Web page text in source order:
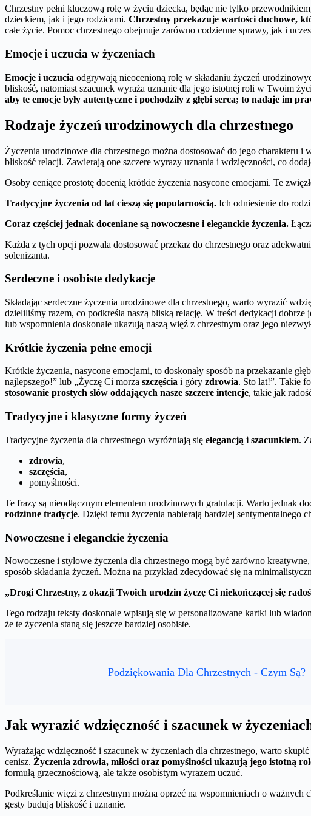
Chrzestny pełni kluczową rolę w życiu dziecka, będąc nie tylko
dzieckiem, jak i jego rodzicami. Chrzestny przekazuje wartości duchowe,
całe życie. Pomoc chrzestnego obejmuje zarówno codzienne sprawy, jak i
Emocje i uczucia w życzeniach
Emocje i uczucia odgrywają nieocenioną rolę w składaniu życzeń
bliskość, natomiast szacunek wyraża uznanie dla jego istotnej roli w Twoim
aby te emocje były autentyczne i pochodziły z głębi serca; to nadaje im
Rodzaje życzeń urodzinowych dla chrzestnego
Życzenia urodzinowe dla chrzestnego można dostosować do jego charakteru
bliskość relacji. Zawierają one szczere wyrazy uznania i wdzięczności, co
Osoby ceniące prostotę docenią krótkie życzenia nasycone emocjami. Te
Tradycyjne życzenia od lat cieszą się popularnością. Ich odniesienie do
Coraz częściej jednak doceniane są nowoczesne i eleganckie życzenia.
Każda z tych opcji pozwala dostosować przekaz do chrzestnego oraz
solenizanta.
Serdeczne i osobiste dedykacje
Składając serdeczne życzenia urodzinowe dla chrzestnego, warto wyrazić
dzieliliśmy razem, co podkreśla naszą bliską relację. W treści dedykacji dobrze
lub wspomnienia doskonale ukazują naszą więź z chrzestnym oraz jego
Krótkie życzenia pełne emocji
Krótkie życzenia, nasycone emocjami, to doskonały sposób na przekazanie
najlepszego!” lub „Życzę Ci morza szczęścia i góry zdrowia. Sto lat!”. Takie
stosowanie prostych słów oddających nasze szczere intencje, takie jak
Tradycyjne i klasyczne formy życzeń
Tradycyjne życzenia dla chrzestnego wyróżniają się elegancją i szacunkiem.
zdrowia,
szczęścia,
pomyślności.
Te frazy są nieodłącznym elementem urodzinowych gratulacji. Warto jednak
rodzinne tradycje. Dzięki temu życzenia nabierają bardziej sentymentalnego
Nowoczesne i eleganckie życzenia
Nowoczesne i stylowe życzenia dla chrzestnego mogą być zarówno
sposób składania życzeń. Można na przykład zdecydować się na
„Drogi Chrzestny, z okazji Twoich urodzin życzę Ci niekończącej się
Tego rodzaju teksty doskonale wpisują się w personalizowane kartki lub
że te życzenia staną się jeszcze bardziej osobiste.
Podziękowania Dla Chrzestnych - Czym Są?
Jak wyrazić wdzięczność i szacunek w
Wyrażając wdzięczność i szacunek w życzeniach dla chrzestnego, warto
cenisz. Życzenia zdrowia, miłości oraz pomyślności ukazują jego istotną
formułą grzecznościową, ale także osobistym wyrazem uczuć.
Podkreślanie więzi z chrzestnym można oprzeć na wspomnieniach o
gesty budują bliskość i uznanie.